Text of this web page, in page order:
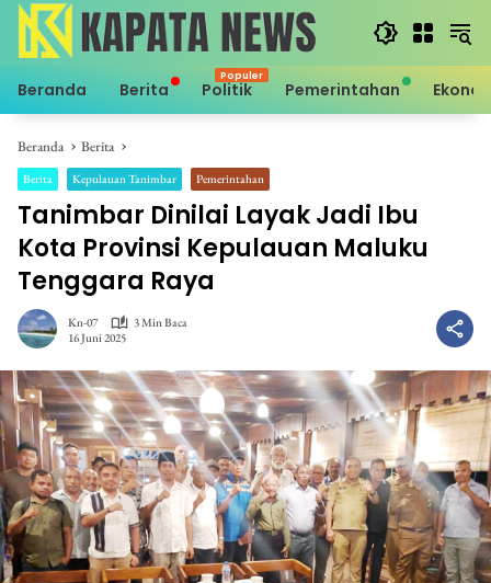
Langsung
konten
Beranda Berita Politik Pemerintahan
Beranda Berita
Berita Kepulauan Tanimbar Pemerintahan
Tanimbar Dinilai Layak Jadi Ibu
Kota Provinsi Kepulauan Maluku
Tenggara Raya
Kn-07
3 Min Baca
16 Juni 2025